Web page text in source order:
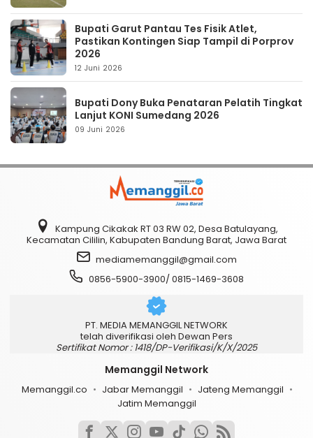
Bupati Garut Pantau Tes Fisik Atlet,
Pastikan Kontingen Siap Tampil di Porprov
2026
12 Juni 2026
Bupati Dony Buka Penataran Pelatih Tingkat
Lanjut KONI Sumedang 2026
09 Juni 2026
Kampung Cikakak RT 03 RW 02, Desa Batulayang,
Kecamatan Cililin, Kabupaten Bandung Barat, Jawa Barat
mediamemanggil@gmail.com
0856-5900-3900/ 0815-1469-3608
PT. MEDIA MEMANGGIL NETWORK
telah diverifikasi oleh Dewan Pers
Sertifikat Nomor : 1418/DP-Verifikasi/K/X/2025
Memanggil Network
Memanggil.co Jabar Memanggil
Jateng Memanggil
Jatim Memanggil